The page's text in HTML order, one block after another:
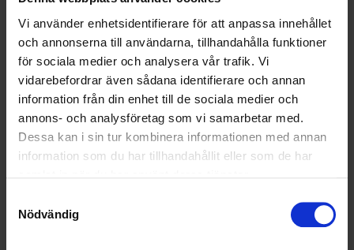
Vi använder enhetsidentifierare för att anpassa innehållet
och annonserna till användarna, tillhandahålla funktioner
för sociala medier och analysera vår trafik. Vi
vidarebefordrar även sådana identifierare och annan
information från din enhet till de sociala medier och
annons- och analysföretag som vi samarbetar med.
Dessa kan i sin tur kombinera informationen med annan
information som du har tillhandahållit eller som de har
Nödvändig
OHLSSONSKOLLEGOR
RENHÅLLNING
SAMARBETEN
SOCIALT ANSVAR